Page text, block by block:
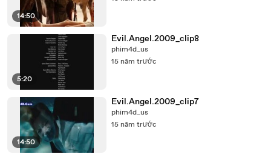
14:50
5:20
Evil.Angel.2009_clip8
phim4d_us
15 năm trước
14:50
Evil.Angel.2009_clip7
phim4d_us
15 năm trước